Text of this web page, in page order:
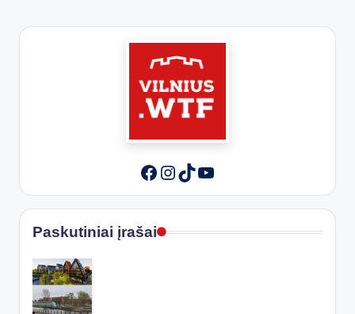
Facebook
Instagram
TikTokYouTube
Paskutiniai įrašai